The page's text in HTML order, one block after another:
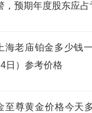
，预期年度股东应
上海老庙铂金多少钱
日）参考价格
至尊黄金价格今天